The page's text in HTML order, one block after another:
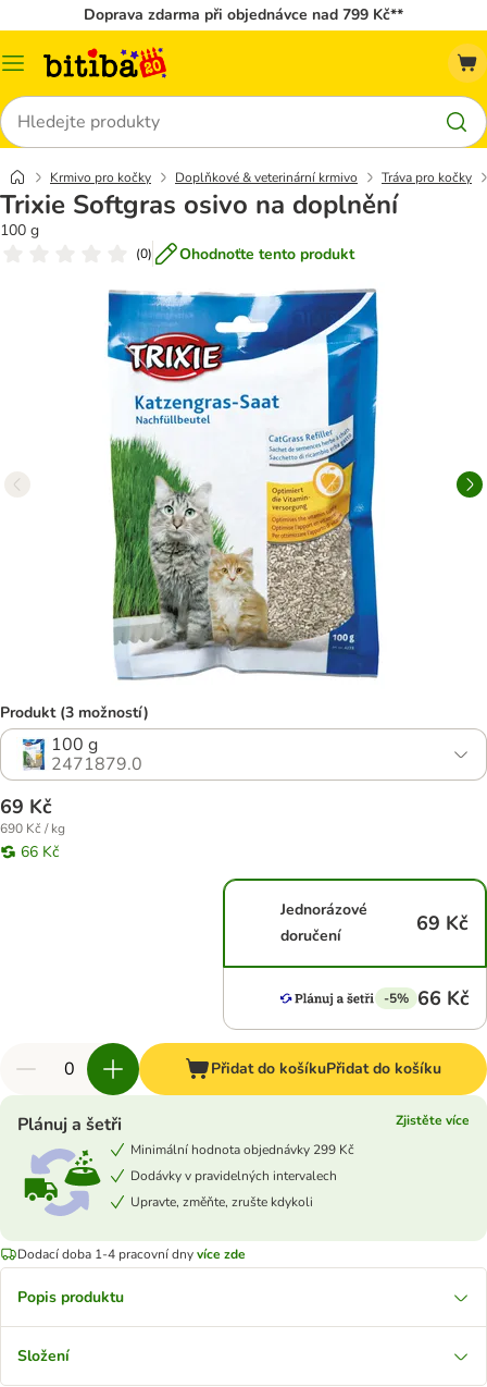
Doprava zdarma při objednávce nad 799 Kč**
Kategorie
Hledat
Krmivo pro kočky Doplňkové & veterinární krmivo Tráva pro kočky
Trixie Softgras osivo na doplnění
100 g
(0) Ohodnoťte tento produkt
Produkt (3 možností)
100 g
2471879.0
69 Kč
690 Kč / kg
66 Kč
Jednorázové
doručení
69 Kč
-5% 66 Kč
Přidat do košíkuPřidat do košíku
Plánuj a šetři
Zjistěte více
Minimální hodnota objednávky 299 Kč
Dodávky v pravidelných intervalech
Upravte, změňte, zrušte kdykoli
Dodací doba 1-4 pracovní dnyvíce zde
Popis produktu
Složení